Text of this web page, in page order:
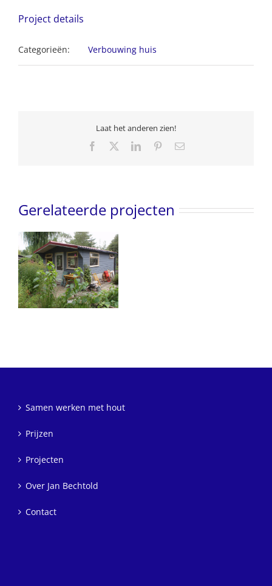
Project details
Categorieën: Verbouwing huis
Laat het anderen zien!
Facebook LinkedInPinterest
E-
Gerelateerde projecten
Samen werken met hout
Prijzen
Projecten
Over Jan Bechtold
Contact